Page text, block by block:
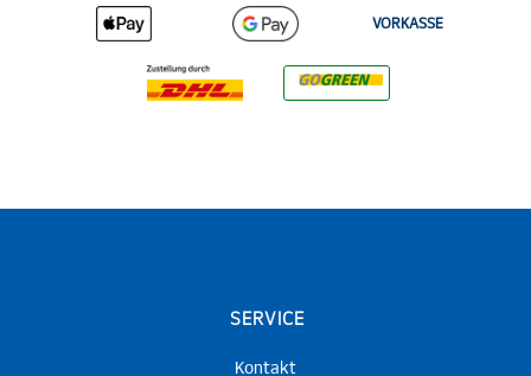
VORKASSE
SERVICE
Kontakt